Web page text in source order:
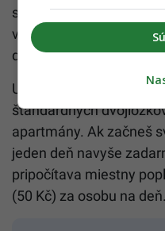
sprievodcom a
varené víno
darček od Ježiška.
Ubytovať sa môžeš v
štandardných
apartmány. Ak začneš
jeden deň navyše
pripočítava miestny
(50 Kč) za osobu na deň.